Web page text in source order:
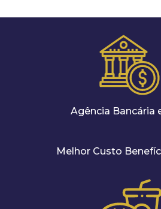
Agência Bancária
Melhor Custo